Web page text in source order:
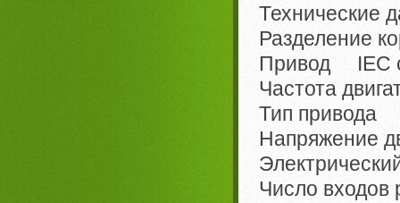
Технические
Разделение
Привод IEC
Частота
Тип привода
Напряжение
Число входов